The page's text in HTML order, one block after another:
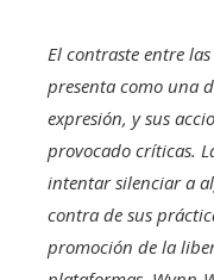
El contraste entre
presenta como una
expresión, y sus
provocado críticas.
intentar silenciar a
contra de sus
promoción de la